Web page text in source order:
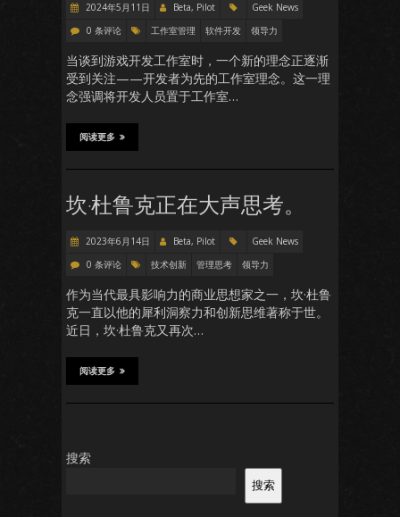
2024年5月11日 Beta, Pilot
Geek News
0 条评论
工作室管理 软件开发 领导力
当谈到游戏开发工作室时，一个新的理念正逐渐
受到关注——开发者为先的工作室理念。这一理
念强调将开发人员置于工作室…
阅读更多
坎·杜鲁克正在大声思考。
2023年6月14日 Beta, Pilot
Geek News
0 条评论
技术创新 管理思考 领导力
作为当代最具影响力的商业思想家之一，坎·杜鲁
克一直以他的犀利洞察力和创新思维著称于世。
近日，坎·杜鲁克又再次…
阅读更多
搜索
搜索